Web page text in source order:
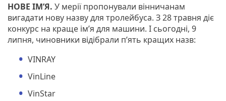
НОВЕ ІМ’Я. У мерії пропонували вінничанам
вигадати нову назву для тролейбуса. З 28 травня діє
конкурс на краще ім’я для машини. І сьогодні, 9
липня, чиновники відібрали п’ять кращих назв:
VINRAY
VinLine
VinStar